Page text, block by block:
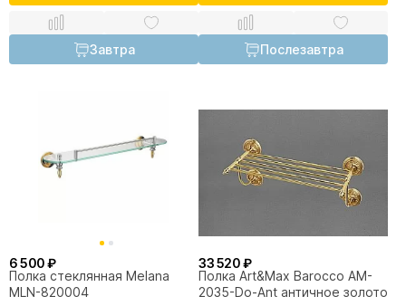
Завтра Послезавтра
6 500 ₽
Полка стеклянная Melana
MLN-820004
33 520 ₽
Полка Art&Max Barocco AM-
2035-Do-Ant античное золото